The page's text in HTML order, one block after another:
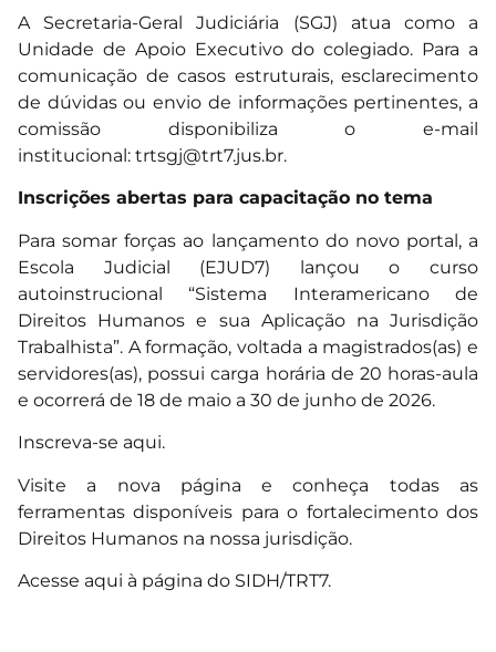
A Secretaria-Geral Judiciária (SGJ) atua como a
Unidade de Apoio Executivo do colegiado. Para a
comunicação de casos estruturais, esclarecimento
de dúvidas ou envio de informações pertinentes, a
comissão disponibiliza o e-mail
institucional: trtsgj@trt7.jus.br.
Inscrições abertas para capacitação no tema
Para somar forças ao lançamento do novo portal, a
Escola Judicial (EJUD7) lançou o curso
autoinstrucional “Sistema Interamericano de
Direitos Humanos e sua Aplicação na Jurisdição
Trabalhista”. A formação, voltada a magistrados(as) e
servidores(as), possui carga horária de 20 horas-aula
e ocorrerá de 18 de maio a 30 de junho de 2026.
Inscreva-se aqui.
Visite a nova página e conheça todas as
ferramentas disponíveis para o fortalecimento dos
Direitos Humanos na nossa jurisdição.
Acesse aqui à página do SIDH/TRT7.